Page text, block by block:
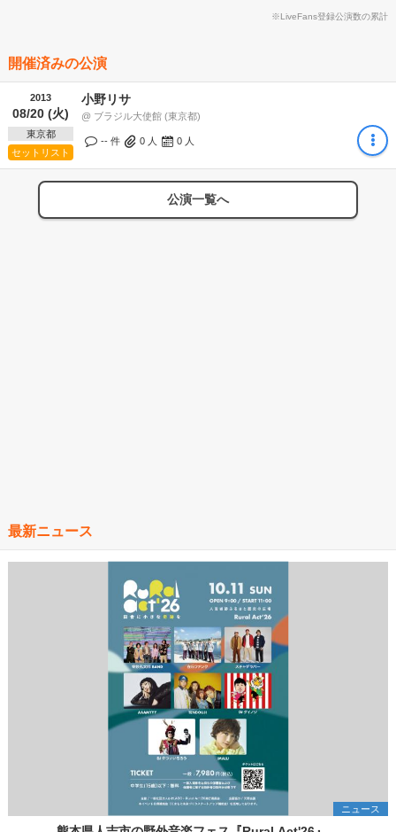
※LiveFans登録公演数の累計
開催済みの公演
2013
08/20 (火)
東京都
セットリスト
小野リサ
@ ブラジル大使館 (東京都)
-- 件 0 人 0 人
公演一覧へ
最新ニュース
ニュース